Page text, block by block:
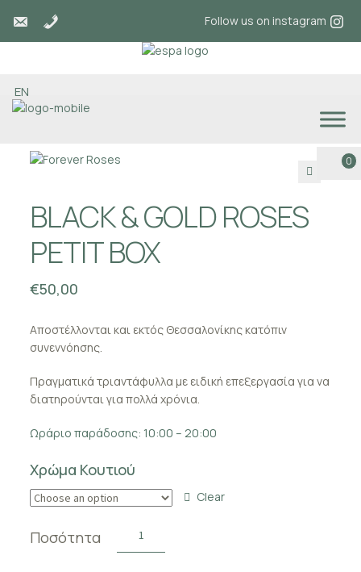
Follow us on instagram
EN
0
BLACK & GOLD ROSES
PETIT BOX
€50,00
Αποστέλλονται και εκτός Θεσσαλονίκης κατόπιν
συνεννόησης.
Πραγματικά τριαντάφυλλα με ειδική επεξεργασία για να
διατηρούνται για πολλά χρόνια.
Ωράριο παράδοσης: 10:00 – 20:00
Χρώμα Κουτιού
Clear
Ποσότητα